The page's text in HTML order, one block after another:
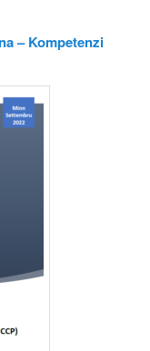
– Kompetenzi